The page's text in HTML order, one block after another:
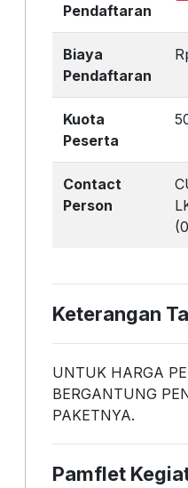
Pendaftaran
Biaya
Pendaftaran
Kuota
Peserta
Contact
Person
Keterangan
UNTUK HARGA
BERGANTUNG
PAKETNYA.
Pamflet